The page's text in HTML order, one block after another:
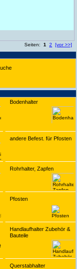
Bodenhalter
andere Befest. für Pfosten
Rohrhalter, Zapfen
Pfosten
Handlaufhalter Zubehör &
Bauteile
Querstabhalter
Seiten: 1 2 [vor >>]